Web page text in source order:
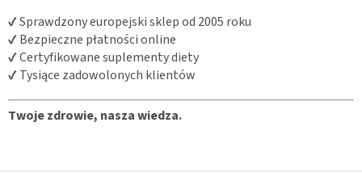
✔ Sprawdzony europejski sklep od 2005 roku
✔ Bezpieczne płatności online
✔ Certyfikowane suplementy diety
✔ Tysiące zadowolonych klientów
Twoje zdrowie, nasza wiedza.